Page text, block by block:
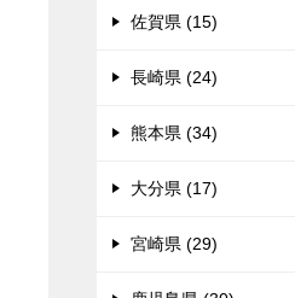
佐賀県 (15)
長崎県 (24)
熊本県 (34)
大分県 (17)
宮崎県 (29)